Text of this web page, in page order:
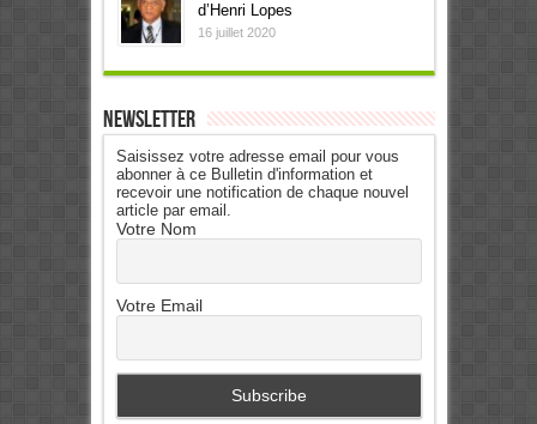
d’Henri Lopes
16 juillet 2020
Newsletter
Saisissez votre adresse email pour vous
abonner à ce Bulletin d'information et
recevoir une notification de chaque nouvel
article par email.
Votre Nom
Votre Email